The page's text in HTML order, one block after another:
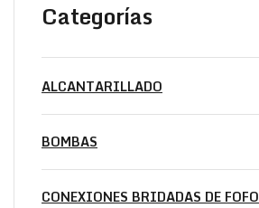
Categorías
ALCANTARILLADO
BOMBAS
CONEXIONES BRIDADAS DE FOFO